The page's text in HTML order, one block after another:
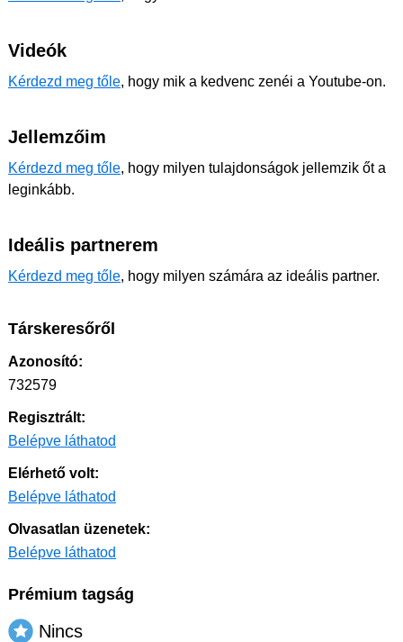
Videók
Kérdezd meg tőle, hogy mik a kedvenc zenéi a Youtube-on.
Jellemzőim
Kérdezd meg tőle, hogy milyen tulajdonságok jellemzik őt a
leginkább.
Ideális partnerem
Kérdezd meg tőle, hogy milyen számára az ideális partner.
Társkeresőről
Azonosító:
732579
Regisztrált:
Belépve láthatod
Elérhető volt:
Belépve láthatod
Olvasatlan üzenetek:
Belépve láthatod
Prémium tagság
Nincs